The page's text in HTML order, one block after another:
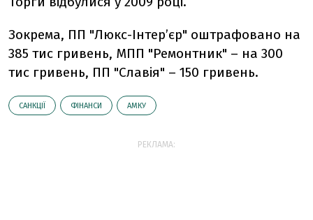
Зокрема, ПП "Люкс-Інтер’єр" оштрафовано на
385 тис гривень, МПП "Ремонтник" – на 300
тис гривень, ПП "Славія" – 150 гривень.
САНКЦІЇ ФІНАНСИ АМКУ
РЕКЛАМА: